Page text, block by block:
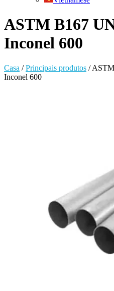
ASTM B167
Inconel 600
Casa /Principais produtos /
Inconel 600